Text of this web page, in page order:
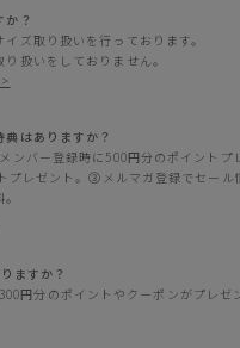
か？
ズ取り扱いを行っております。
扱いをしておりません。
典はありますか？
ンバー登録時に500円分のポイント
プレゼント。③メルマガ登録でセール
ますか？
円分のポイントやクーポンがプレゼ